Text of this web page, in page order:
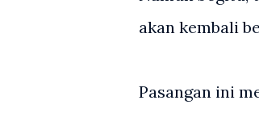
akan kembali
Pasangan ini